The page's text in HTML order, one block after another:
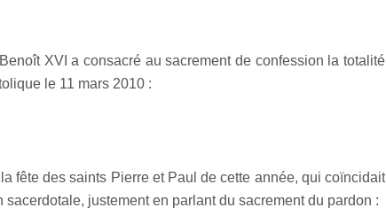
XVI a consacré au sacrement de confession la totalité
le 11 mars 2010 :
fête des saints Pierre et Paul de cette année, qui coïncidait
justement en parlant du sacrement du pardon :